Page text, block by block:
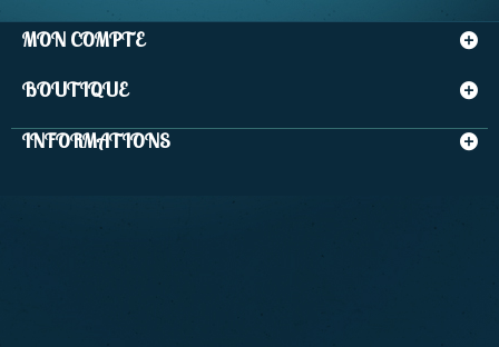
MON COMPTE
BOUTIQUE
INFORMATIONS